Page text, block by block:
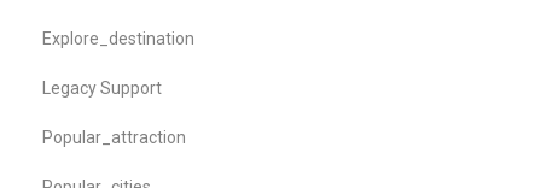
Explore_destination
Legacy Support
Popular_attraction